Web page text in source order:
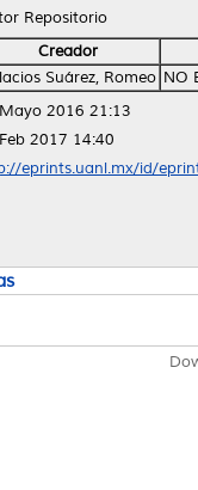
Repositorio
Creador
Suárez, Romeo NO
2016 21:13
2017 14:40
eprints.uanl.mx/id/